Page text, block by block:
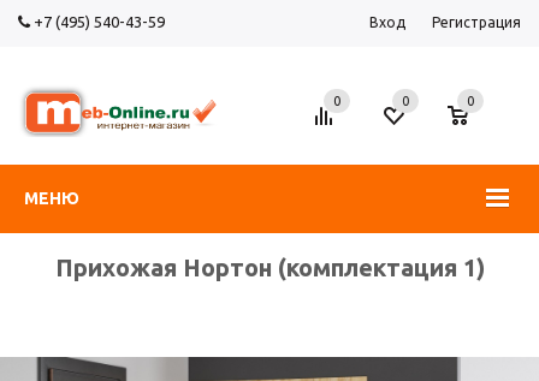
+7 (495) 540-43-59 Вход Регистрация
МЕНЮ
0 0
0
Прихожая Нортон (комплектация 1)